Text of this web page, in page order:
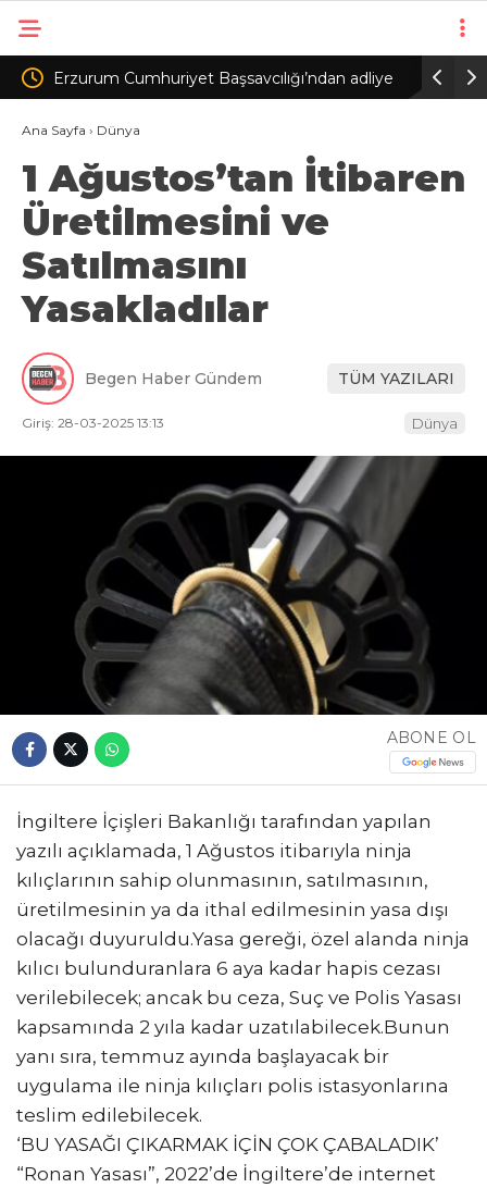
adliye
açıklama
Ankara’da korsan otoparkçılara
Ana Sayfa › Dünya
1 Ağustos’tan İtibaren
Üretilmesini ve
Satılmasını
Yasakladılar
Begen Haber Gündem TÜM YAZILARI
Giriş: 28-03-2025 13:13 Dünya
ABONE OL
İngiltere İçişleri Bakanlığı tarafından yapılan
yazılı açıklamada, 1 Ağustos itibarıyla ninja
kılıçlarının sahip olunmasının, satılmasının,
üretilmesinin ya da ithal edilmesinin yasa dışı
olacağı duyuruldu.Yasa gereği, özel alanda ninja
kılıcı bulunduranlara 6 aya kadar hapis cezası
verilebilecek; ancak bu ceza, Suç ve Polis Yasası
kapsamında 2 yıla kadar uzatılabilecek.Bunun
yanı sıra, temmuz ayında başlayacak bir
uygulama ile ninja kılıçları polis istasyonlarına
teslim edilebilecek.
‘BU YASAĞI ÇIKARMAK İÇİN ÇOK ÇABALADIK’
“Ronan Yasası”, 2022’de İngiltere’de internet